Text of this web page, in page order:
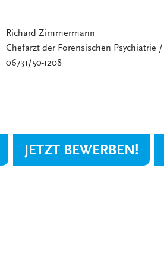
Richard Zimmermann
Chefarzt der Forensischen Psychiatrie /
06731/50-1208
JETZT BEWERBEN!